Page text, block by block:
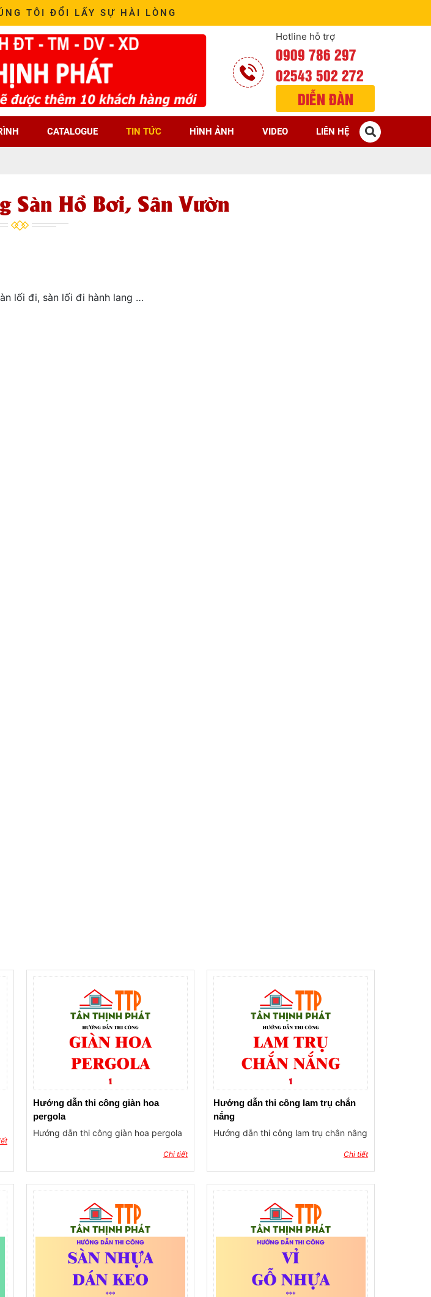
TÔI ĐỔI LẤY SỰ HÀI LÒNG
Hotline hỗ trợ
0909 786 297
02543 502 272
DIỄN ĐÀN
CATALOGUE TIN TỨC HÌNH ẢNH VIDEO LIÊN HỆ
Sàn Hồ Bơi, Sân Vườn
lối đi, sàn lối đi hành lang …
Hướng dẫn thi công giàn hoa
pergola
Hướng dẫn thi công giàn hoa pergola
Chi tiết
Hướng dẫn thi công lam trụ chắn
nắng
Hướng dẫn thi công lam trụ chắn nắng
Chi tiết